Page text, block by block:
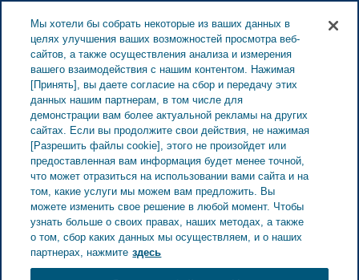
Забота о здоровье Все истории
79 Истории пациентов
Посмотреть темы здоровья
Рассеянный склероз
Мы хотели бы собрать некоторые из ваших данных в
целях улучшения ваших возможностей просмотра веб-
сайтов, а также осуществления анализа и измерения
вашего взаимодействия с нашим контентом. Нажимая
[Принять], вы даете согласие на сбор и передачу этих
данных нашим партнерам, в том числе для
демонстрации вам более актуальной рекламы на других
сайтах. Если вы продолжите свои действия, не нажимая
[Разрешить файлы cookie], этого не произойдет или
предоставленная вам информация будет менее точной,
что может отразиться на использовании вами сайта и на
том, какие услуги мы можем вам предложить. Вы
можете изменить свое решение в любой момент. Чтобы
узнать больше о своих правах, наших методах, а также
о том, сбор каких данных мы осуществляем, и о наших
партнерах, нажмите здесь